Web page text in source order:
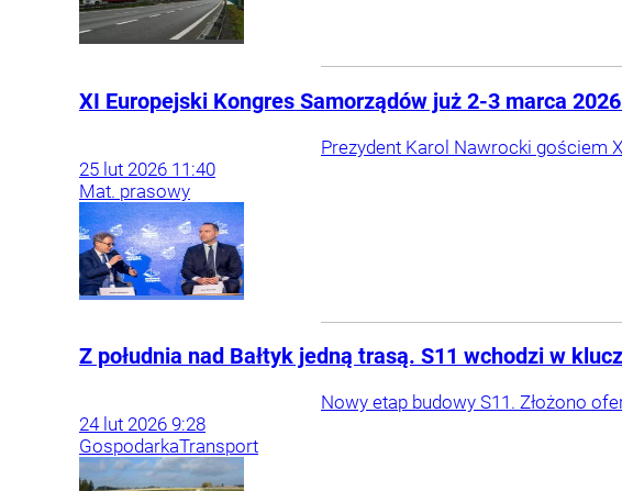
XI Europejski Kongres Samorządów już 2-3 marca
Prezydent Karol Nawrocki gościem
25 lut 2026 11:40
Mat. prasowy
Z południa nad Bałtyk jedną trasą. S11 wchodzi w
Nowy etap budowy S11. Złożono
24 lut 2026 9:28
GospodarkaTransport